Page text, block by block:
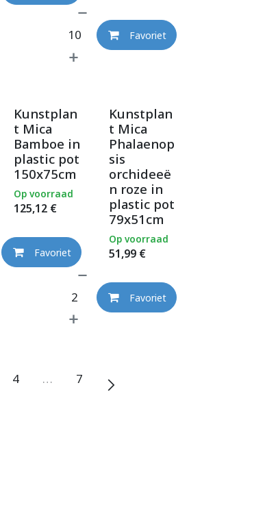
Favoriet
Kunstplan
t Mica
Bamboe in
plastic pot
150x75cm
125,12€
Op voorraad
Favoriet
Kunstplan
t Mica
Phalaenop
sis
orchideeë
n roze in
plastic pot
79x51cm
51,99€
Op voorraad
Favoriet
4 … 7